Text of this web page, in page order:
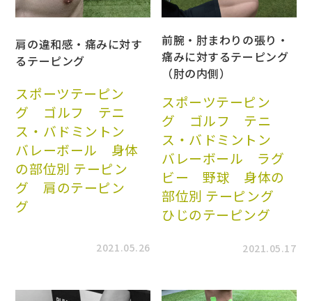
2021.05.26
肩の違和感・痛みに対す
るテーピング
スポーツテーピン
グ
ゴルフ
テニ
ス・バドミントン
バレーボール
身体
の部位別 テーピン
グ
肩のテーピン
グ
2021.05.17
前腕・肘まわりの張り・
痛みに対するテーピング
（肘の内側）
スポーツテーピン
グ
ゴルフ
テニ
ス・バドミントン
バレーボール
ラグ
ビー
野球
身体の
部位別 テーピング
ひじのテーピング